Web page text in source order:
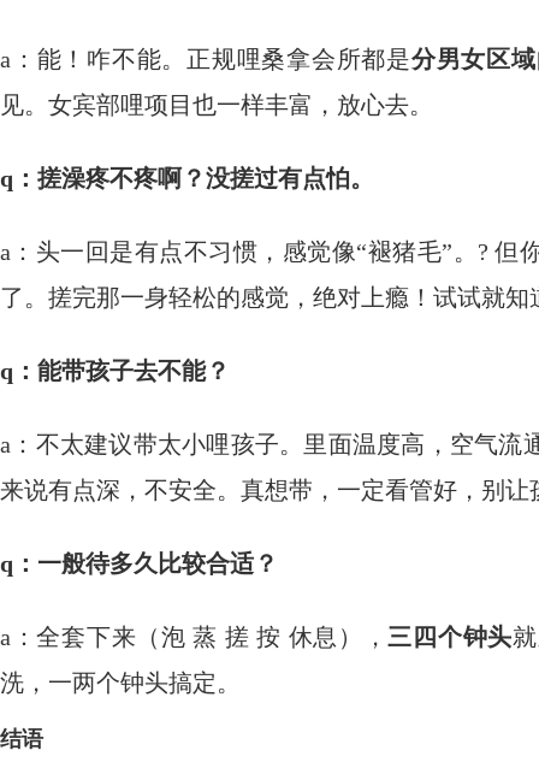
a：能！咋不能。正规哩桑拿会所都是分男女区
见。女宾部哩项目也一样丰富，放心去。
q：搓澡疼不疼啊？没搓过有点怕。
a：头一回是有点不习惯，感觉像“褪猪毛”。? 但
了。搓完那一身轻松的感觉，绝对上瘾！试试就知
q：能带孩子去不能？
a：不太建议带太小哩孩子。里面温度高，空气
来说有点深，不安全。真想带，一定看管好，别让
q：一般待多久比较合适？
a：全套下来（泡 蒸 搓 按 休息）， 三四个钟头
洗，一两个钟头搞定。
结语